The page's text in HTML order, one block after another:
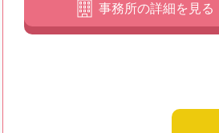
事務所の詳細を見る